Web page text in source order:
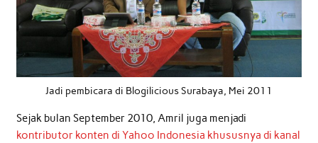
Jadi pembicara di Blogilicious Surabaya, Mei 2011
Sejak bulan September 2010, Amril juga menjadi
kontributor konten di Yahoo Indonesia khususnya di kanal